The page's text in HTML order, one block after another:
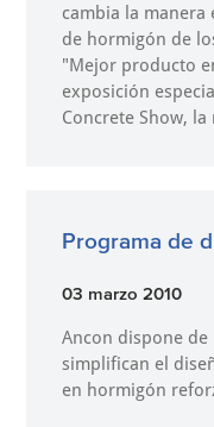
cambia la manera
de hormigón de
"Mejor producto
exposición
Concrete Show,
Programa de
03 marzo 2010
Ancon dispone
simplifican el
en hormigón